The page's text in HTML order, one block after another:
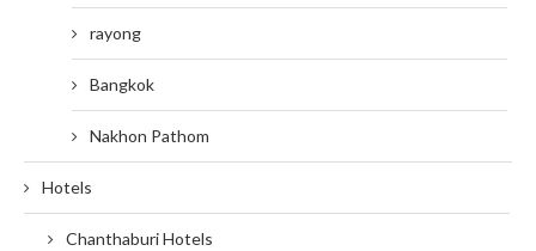
rayong
Bangkok
Nakhon Pathom
Hotels
Chanthaburi Hotels